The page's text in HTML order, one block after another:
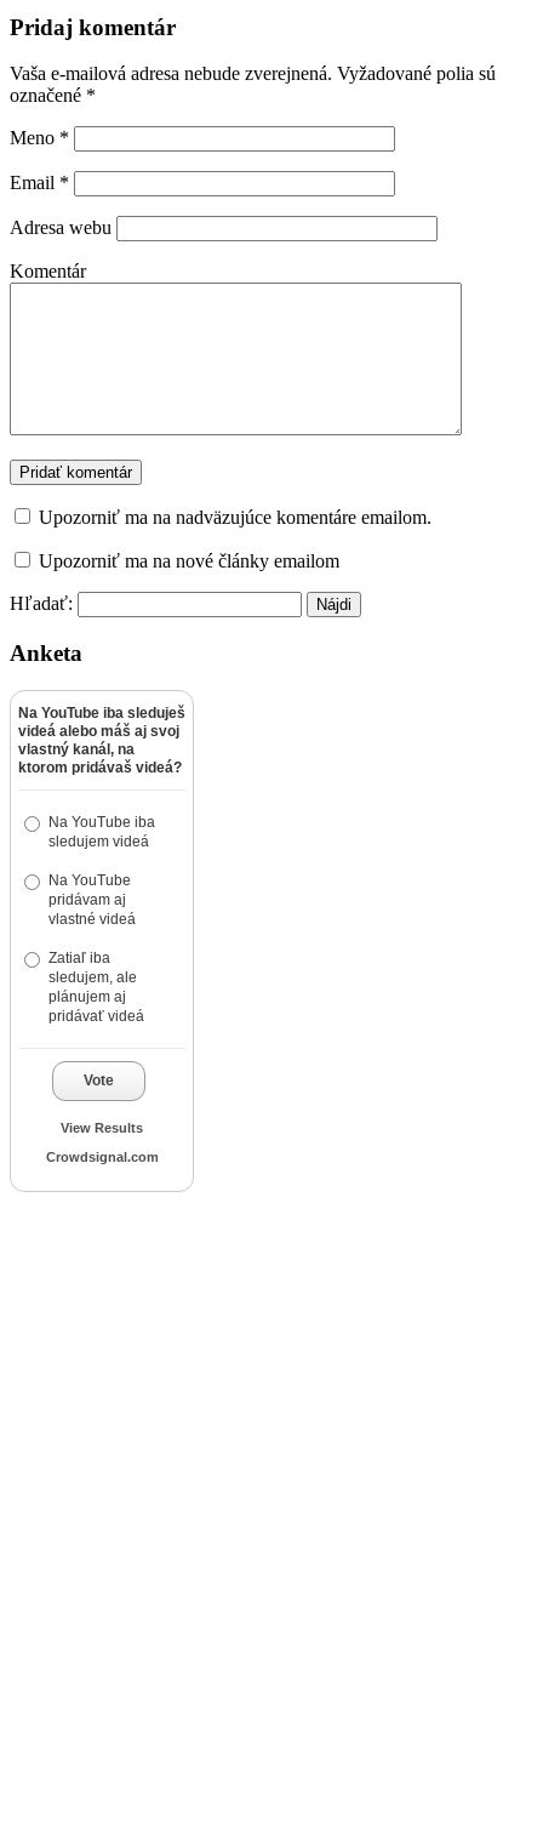
Pridaj komentár
Vaša e-mailová adresa nebude zverejnená. Vyžadované polia sú
označené *
Meno *
Email *
Adresa webu
Komentár
Upozorniť ma na nadväzujúce komentáre emailom.
Upozorniť ma na nové články emailom
Hľadať:
Anketa
Na YouTube iba sleduješ
videá alebo máš aj svoj
vlastný kanál, na
ktorom pridávaš videá?
Na YouTube iba
sledujem videá
Na YouTube
pridávam aj
vlastné videá
Zatiaľ iba
sledujem, ale
plánujem aj
pridávať videá
Vote
View Results
Crowdsignal.com